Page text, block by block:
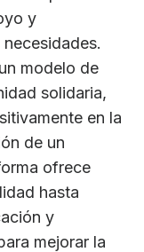
y
modelo de
solidaria,
en la
de un
ofrece
hasta
y
mejorar la